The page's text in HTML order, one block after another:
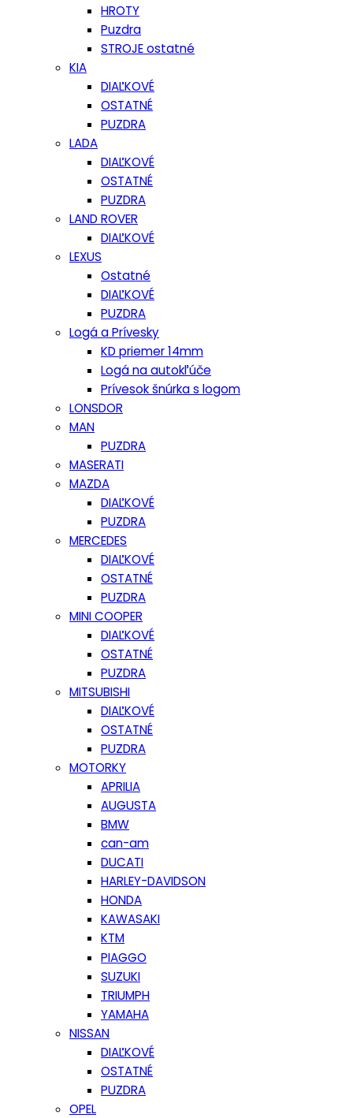
HROTY
Puzdra
STROJE ostatné
KIA
DIAĽKOVÉ
OSTATNÉ
PUZDRA
LADA
DIAĽKOVÉ
OSTATNÉ
PUZDRA
LAND ROVER
DIAĽKOVÉ
LEXUS
Ostatné
DIAĽKOVÉ
PUZDRA
Logá a Prívesky
KD priemer 14mm
Logá na autokľúče
Prívesok šnúrka s logom
LONSDOR
MAN
PUZDRA
MASERATI
MAZDA
DIAĽKOVÉ
PUZDRA
MERCEDES
DIAĽKOVÉ
OSTATNÉ
PUZDRA
MINI COOPER
DIAĽKOVÉ
OSTATNÉ
PUZDRA
MITSUBISHI
DIAĽKOVÉ
OSTATNÉ
PUZDRA
MOTORKY
APRILIA
AUGUSTA
BMW
can-am
DUCATI
HARLEY-DAVIDSON
HONDA
KAWASAKI
KTM
PIAGGO
SUZUKI
TRIUMPH
YAMAHA
NISSAN
DIAĽKOVÉ
OSTATNÉ
PUZDRA
OPEL